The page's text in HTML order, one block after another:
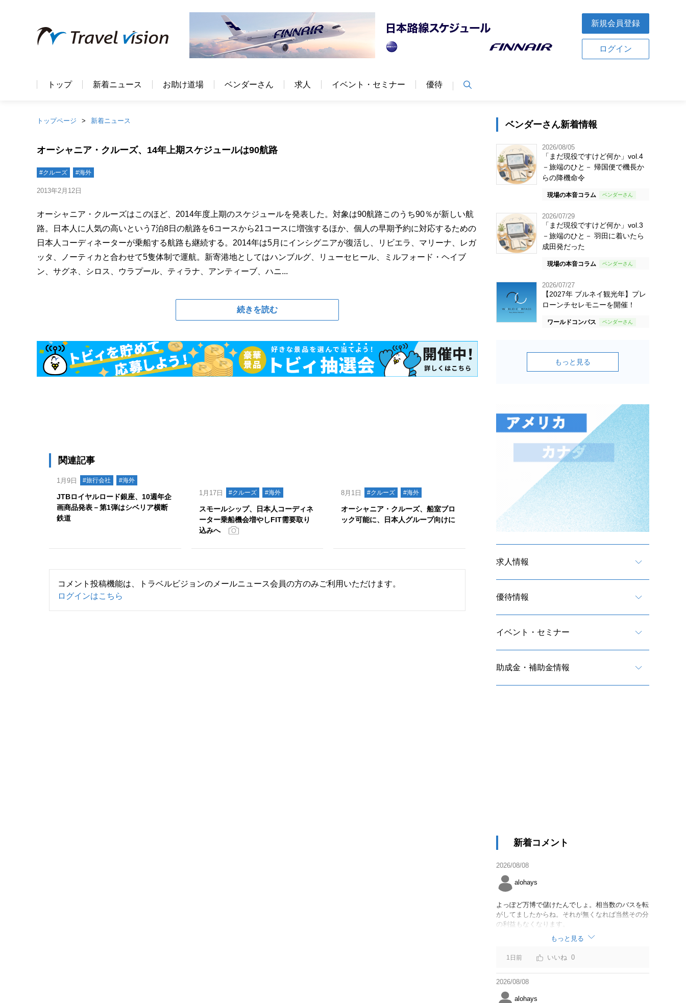
新規会員登録
ログイン
トップ 新着ニュース お助け道場 ベンダーさん 求人 イベント・セミナー 優待
トップページ 新着ニュース
オーシャニア・クルーズ、14年上期スケジュールは90航路
#クルーズ #海外
2013年2月12日
オーシャニア・クルーズはこのほど、2014年度上期のスケジュールを発表した。対象は90航路このうち90％が新しい航
路。日本人に人気の高いという7泊8日の航路を6コースから21コースに増強するほか、個人の早期予約に対応するための
日本人コーディネーターが乗船する航路も継続する。2014年は5月にインシグニアが復活し、リビエラ、マリーナ、レガ
ッタ、ノーティカと合わせて5隻体制で運航。新寄港地としてはハンブルグ、リューセヒール、ミルフォード・ヘイブ
ン、サグネ、シロス、ウラプール、ティラナ、アンティーブ、ハニ...
続きを読む
関連記事
1月9日 #旅行会社 #海外
JTBロイヤルロード銀座、10週年企
画商品発表－第1弾はシベリア横断
鉄道
1月17日 #クルーズ #海外
スモールシップ、日本人コーディネ
ーター乗船機会増やしFIT需要取り
込みへ
8月1日 #クルーズ #海外
オーシャニア・クルーズ、船室ブロ
ック可能に、日本人グループ向けに
コメント投稿機能は、トラベルビジョンのメールニュース会員の方のみご利用いただけます。
ログインはこちら
ベンダーさん新着情報
2026/08/05
「まだ現役ですけど何か」vol.4
－旅端のひと－ 帰国便で機長か
らの降機命令
現場の本音コラム
2026/07/29
「まだ現役ですけど何か」vol.3
－旅端のひと－ 羽田に着いたら
成田発だった
現場の本音コラム
2026/07/27
【2027年 ブルネイ観光年】プレ
ローンチセレモニーを開催！
ワールドコンパス
もっと見る
求人情報
優待情報
イベント・セミナー
助成金・補助金情報
新着コメント
2026/08/08
alohays
よっぽど万博で儲けたんでしょ。相当数のバスを転
がしてましたからね。それが無くなれば当然その分
の利益もなくなります。
もっと見る
1日前 0
2026/08/08
alohays